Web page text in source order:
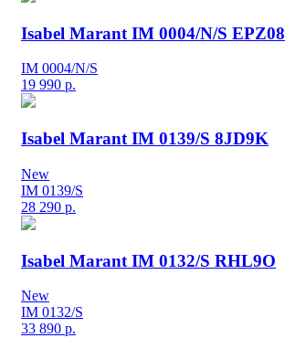
Isabel Marant IM 0004/N/S EPZ08
IM 0004/N/S
19 990 р.
Isabel Marant IM 0139/S 8JD9K
New
IM 0139/S
28 290 р.
Isabel Marant IM 0132/S RHL9O
New
IM 0132/S
33 890 р.